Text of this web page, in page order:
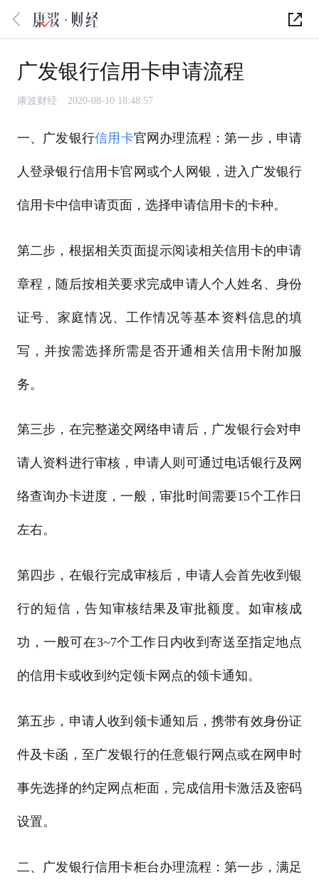
广发银行信用卡申请流程
康波财经 2020-08-10 18:48:57
一、广发银行信用卡官网办理流程：第一步，申请
人登录银行信用卡官网或个人网银，进入广发银行
信用卡中信申请页面，选择申请信用卡的卡种。
第二步，根据相关页面提示阅读相关信用卡的申请
章程，随后按相关要求完成申请人个人姓名、身份
证号、家庭情况、工作情况等基本资料信息的填
写，并按需选择所需是否开通相关信用卡附加服
务。
第三步，在完整递交网络申请后，广发银行会对申
请人资料进行审核，申请人则可通过电话银行及网
络查询办卡进度，一般，审批时间需要15个工作日
左右。
第四步，在银行完成审核后，申请人会首先收到银
行的短信，告知审核结果及审批额度。如审核成
功，一般可在3~7个工作日内收到寄送至指定地点
的信用卡或收到约定领卡网点的领卡通知。
第五步，申请人收到领卡通知后，携带有效身份证
件及卡函，至广发银行的任意银行网点或在网申时
事先选择的约定网点柜面，完成信用卡激活及密码
设置。
二、广发银行信用卡柜台办理流程：第一步，满足